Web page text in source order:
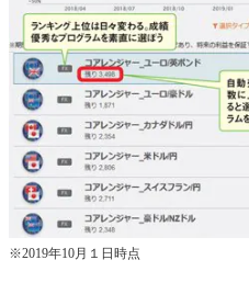
※2019年10月１日時点